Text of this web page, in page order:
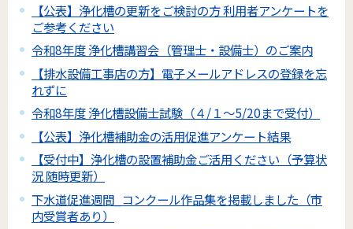
【公表】浄化槽の更新をご検討の方 利用者アンケートを
ご参考ください
令和8年度 浄化槽講習会（管理士・設備士）のご案内
【排水設備工事店の方】電子メールアドレスの登録を忘
れずに
令和8年度 浄化槽設備士試験（４/１～5/20まで受付）
【公表】浄化槽補助金の活用促進アンケート結果
【受付中】浄化槽の設置補助金ご活用ください（予算状
況 随時更新）
下水道促進週間_コンクール作品集を掲載しました（市
内受賞者あり）